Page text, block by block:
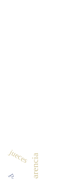
jueces